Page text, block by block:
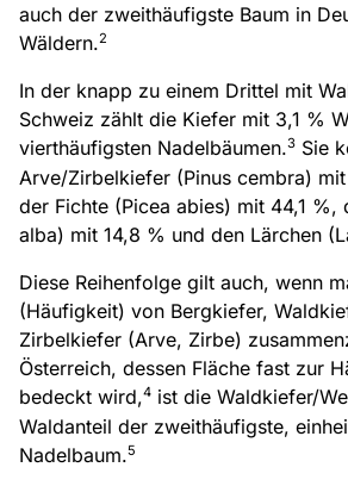
auch der zweithäufigste Baum in
Wäldern.2
In der knapp zu einem Drittel mit
Schweiz zählt die Kiefer mit 3,1 %
vierthäufigsten Nadelbäumen.3 Sie
Arve/Zirbelkiefer (Pinus cembra)
der Fichte (Picea abies) mit 44,1 %,
alba) mit 14,8 % und den Lärchen
Diese Reihenfolge gilt auch, wenn
(Häufigkeit) von Bergkiefer,
Zirbelkiefer (Arve, Zirbe)
Österreich, dessen Fläche fast zur
bedeckt wird,4 ist die Waldkiefer/
Waldanteil der zweithäufigste,
Nadelbaum.5